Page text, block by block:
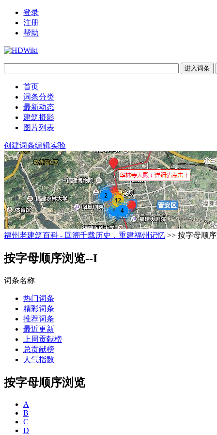
登录
注册
帮助
首页
词条分类
最新动态
建筑摄影
图片列表
创建词条编辑实验
福州老建筑百科 - 回溯千载历史，重建福州记忆 >> 按字母顺
按字母顺序浏览--I
词条名称
热门词条
精彩词条
推荐词条
最近更新
上周贡献榜
总贡献榜
人气指数
按字母顺序浏览
A
B
C
D